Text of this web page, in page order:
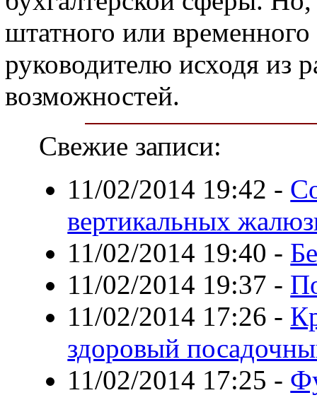
штатного или временного
руководителю исходя из
возможностей.
Свежие записи:
11/02/2014 19:42 -
вертикальных
11/02/2014 19:40 -
11/02/2014 19:37 -
11/02/2014 17:26 -
здоровый
11/02/2014 17:25 -